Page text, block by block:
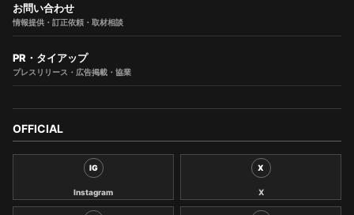
お問い合わせ
情報提供・訂正依頼・取材相談
PR・タイアップ
プレスリリース・広告掲載・協業
OFFICIAL
IG
Instagram
X
X